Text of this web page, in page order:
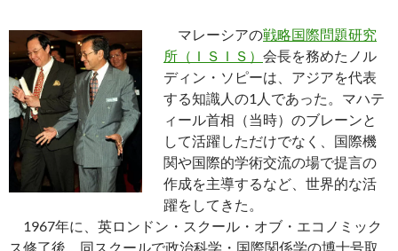
マレーシアの戦略国際問題研究
所（ＩＳＩＳ） 会長を務めたノル
ディン・ソピーは、アジアを代表
する知識人の1人であった。マハテ
ィール首相（当時）のブレーンと
して活躍しただけでなく、国際機
関や国際的学術交流の場で提言の
作成を主導するなど、世界的な活
躍をしてきた。
1967年に、英ロンドン・スクール・オブ・エコノミック
ス修了後、同スクールで政治科学・国際関係学の博士号取